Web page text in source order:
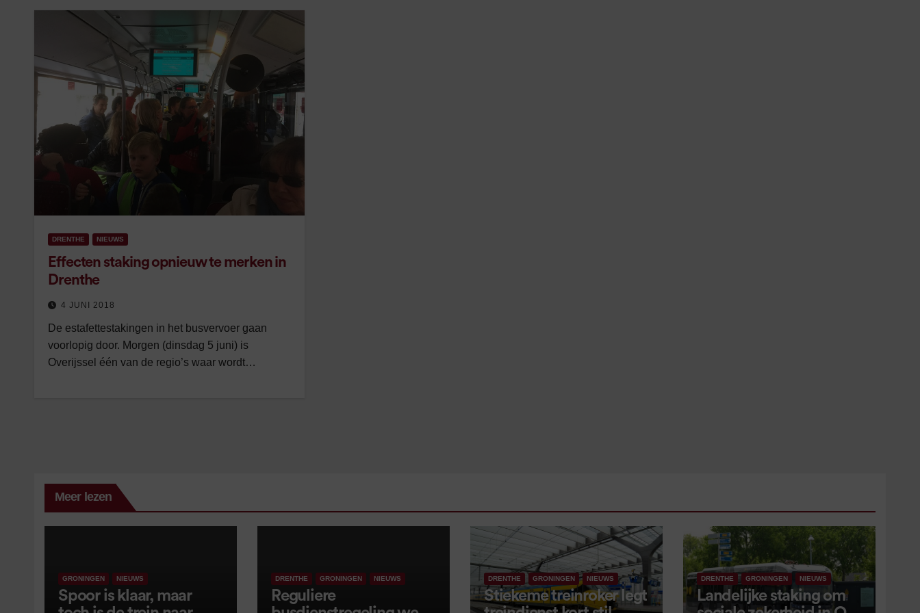
DRENTHE NIEUWS
Effecten staking opnieuw te merken in
Drenthe
4 JUNI 2018
De estafettestakingen in het busvervoer gaan
voorlopig door. Morgen (dinsdag 5 juni) is
Overijssel één van de regio’s waar wordt…
Meer lezen
GRONINGEN NIEUWS
Spoor is klaar, maar
DRENTHE GRONINGEN NIEUWS
Reguliere
DRENTHE GRONINGEN NIEUWS
Stiekeme treinroker legt
DRENTHE GRONINGEN NIEUWS
Landelijke staking om